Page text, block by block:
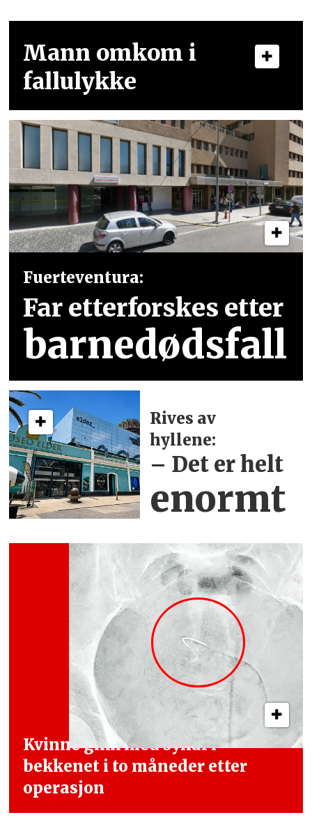
Mann omkom i
fallulykke
Fuerteventura:
Far etterforskes etter
barnedødsfall
Rives av
hyllene:
– Det er helt
enormt
Kvinne gikk med synål i
bekkenet i to måneder etter
operasjon